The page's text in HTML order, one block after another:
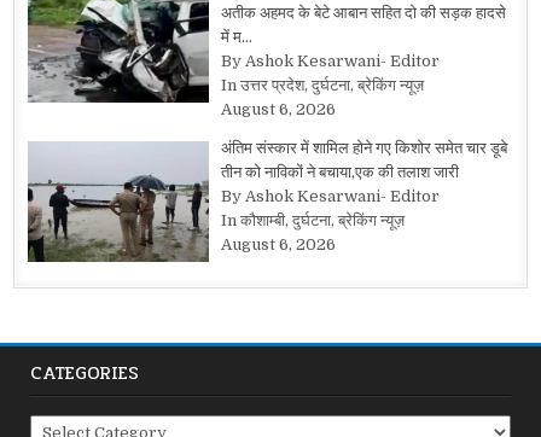
अतीक अहमद के बेटे आबान सहित दो की सड़क हादसे
में म…
By Ashok Kesarwani- Editor
In उत्तर प्रदेश, दुर्घटना, ब्रेकिंग न्यूज़
August 6, 2026
अंतिम संस्कार में शामिल होने गए किशोर समेत चार डूबे
तीन को नाविकों ने बचाया,एक की तलाश जारी
By Ashok Kesarwani- Editor
In कौशाम्बी, दुर्घटना, ब्रेकिंग न्यूज़
August 6, 2026
CATEGORIES
Categories